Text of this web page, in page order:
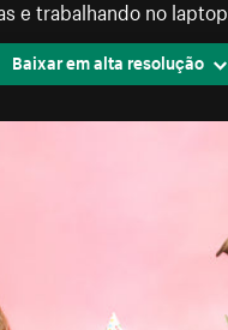
e trabalhando no laptop
Baixar em alta resolução